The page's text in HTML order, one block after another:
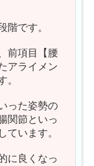
階です。
前項目【腰
アライメン
。
った姿勢の
関節といっ
ています。
に良くなっ